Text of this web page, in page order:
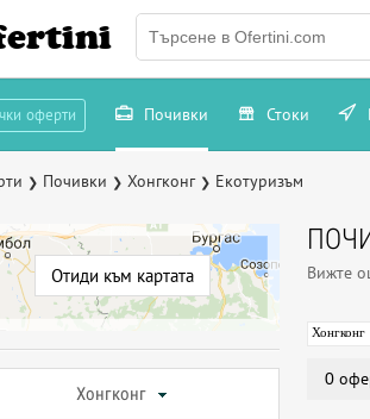
оферти Почивки Стоки
❯ Почивки ❯ Хонгконг ❯ Екотуризъм
Отиди към картата
Хонгконг
Вижте
Хонгконг
0